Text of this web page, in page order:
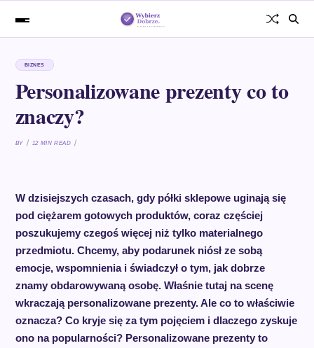
BIZNES
Personalizowane prezenty co to
znaczy?
BY 12 MIN READ
W dzisiejszych czasach, gdy półki sklepowe uginają się
pod ciężarem gotowych produktów, coraz częściej
poszukujemy czegoś więcej niż tylko materialnego
przedmiotu. Chcemy, aby podarunek niósł ze sobą
emocje, wspomnienia i świadczył o tym, jak dobrze
znamy obdarowywaną osobę. Właśnie tutaj na scenę
wkraczają personalizowane prezenty. Ale co to właściwie
oznacza? Co kryje się za tym pojęciem i dlaczego zyskuje
ono na popularności? Personalizowane prezenty to